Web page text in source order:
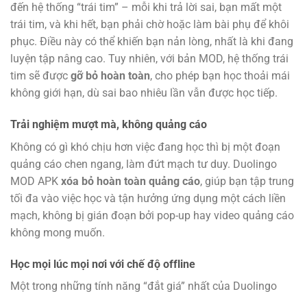
đến hệ thống “trái tim” – mỗi khi trả lời sai, bạn mất một
trái tim, và khi hết, bạn phải chờ hoặc làm bài phụ để khôi
phục. Điều này có thể khiến bạn nản lòng, nhất là khi đang
luyện tập nâng cao. Tuy nhiên, với bản MOD, hệ thống trái
tim sẽ được gỡ bỏ hoàn toàn, cho phép bạn học thoải mái
không giới hạn, dù sai bao nhiêu lần vẫn được học tiếp.
Trải nghiệm mượt mà, không quảng cáo
Không có gì khó chịu hơn việc đang học thì bị một đoạn
quảng cáo chen ngang, làm đứt mạch tư duy. Duolingo
MOD APK xóa bỏ hoàn toàn quảng cáo, giúp bạn tập trung
tối đa vào việc học và tận hưởng ứng dụng một cách liền
mạch, không bị gián đoạn bởi pop-up hay video quảng cáo
không mong muốn.
Học mọi lúc mọi nơi với chế độ offline
Một trong những tính năng “đắt giá” nhất của Duolingo